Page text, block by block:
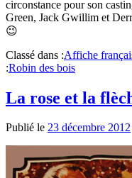
circonstance pour son
Green, Jack Gwillim et
😉
Classé dans :Affiche
:Robin des bois
La rose et la
Publié le 23 décembre 2012